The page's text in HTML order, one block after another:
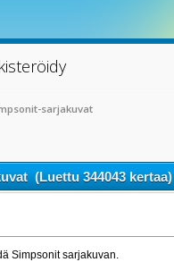
sarjakuvat
(Luettu 344043 kertaa)
Simpsonit sarjakuvan.